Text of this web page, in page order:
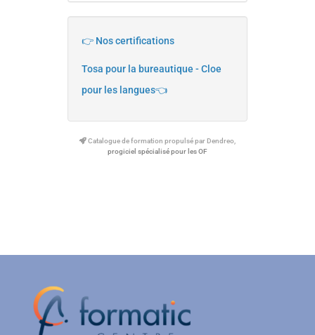
👉 Nos certifications
Tosa pour la bureautique - Cloe
pour les langues👈
Catalogue de formation propulsé par Dendreo,
progiciel spécialisé pour les OF